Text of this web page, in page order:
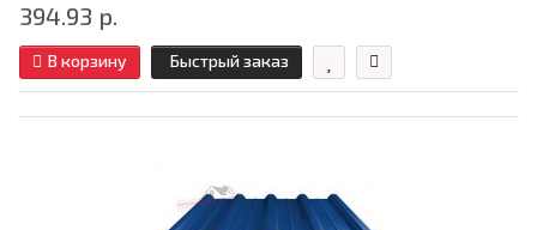
394.93 р.
В корзину Быстрый заказ